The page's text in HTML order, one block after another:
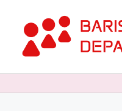
content
Terupdate